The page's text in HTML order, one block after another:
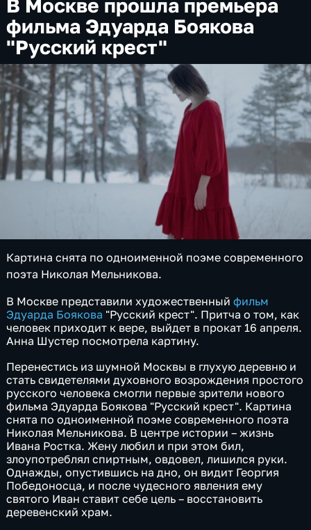
В Москве прошла премьера
фильма Эдуарда Боякова
"Русский крест"
Картина снята по одноименной поэме современного
поэта Николая Мельникова.
В Москве представили художественныйфильм
Эдуарда Боякова "Русский крест". Притча о том, как
человек приходит к вере, выйдет в прокат 16 апреля.
Анна Шустер посмотрела картину.
Перенестись из шумной Москвы в глухую деревню и
стать свидетелями духовного возрождения простого
русского человека смогли первые зрители нового
фильма Эдуарда Боякова "Русский крест". Картина
снята по одноименной поэме современного поэта
Николая Мельникова. В центре истории – жизнь
Ивана Ростка. Жену любил и при этом бил,
злоупотреблял спиртным, овдовел, лишился руки.
Однажды, опустившись на дно, он видит Георгия
Победоносца, и после чудесного явления ему
святого Иван ставит себе цель – восстановить
деревенский храм.